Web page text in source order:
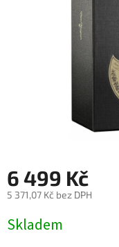
6 499 Kč
5 371,07 Kč bez DPH
cena:
Skladem